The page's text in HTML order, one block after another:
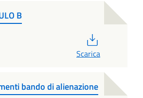
B
Scarica
bando di alienazione